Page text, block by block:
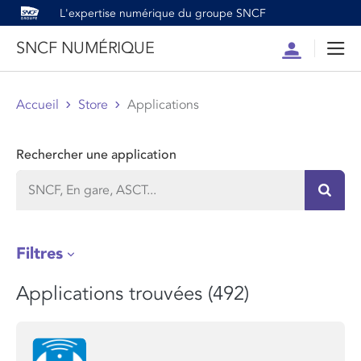
L'expertise numérique du groupe SNCF
SNCF NUMÉRIQUE
Compte
Accueil Store Applications
Rechercher une application
Filtres
Applications trouvées (492)